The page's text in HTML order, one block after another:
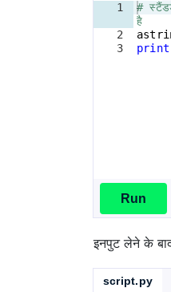
1
2
3
#
है
print
Run
इनपुट लेने के
script.py